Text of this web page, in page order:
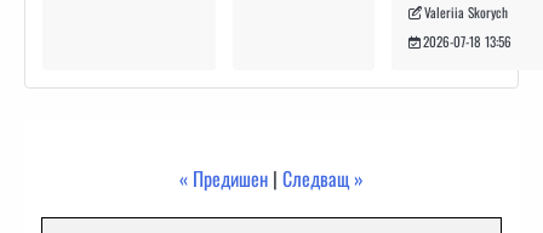
Valeriia Skorych
2026-07-18 13:56
« Предишен | Следващ »